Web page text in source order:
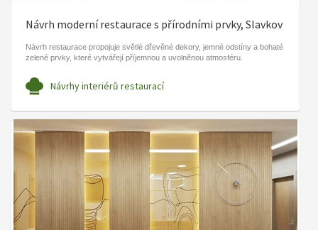
Návrh moderní restaurace s přírodními prvky, Slavkov
Návrh restaurace propojuje světlé dřevěné dekory, jemné odstíny a bohaté
zelené prvky, které vytvářejí příjemnou a uvolněnou atmosféru.
Návrhy interiérů restaurací